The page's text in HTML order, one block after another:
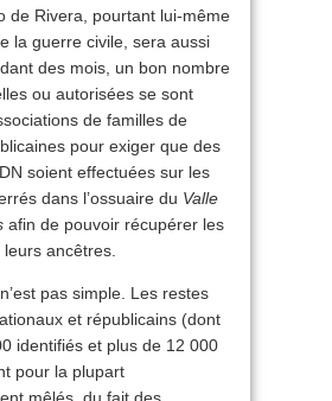
de Rivera, pourtant lui-même
la guerre civile, sera aussi
des mois, un bon nombre
ou autorisées se sont
de familles de
pour exiger que des
soient effectuées sur les
dans l’ossuaire du Valle
afin de pouvoir récupérer les
ancêtres.
pas simple. Les restes
et républicains (dont
identifiés et plus de 12 000
pour la plupart